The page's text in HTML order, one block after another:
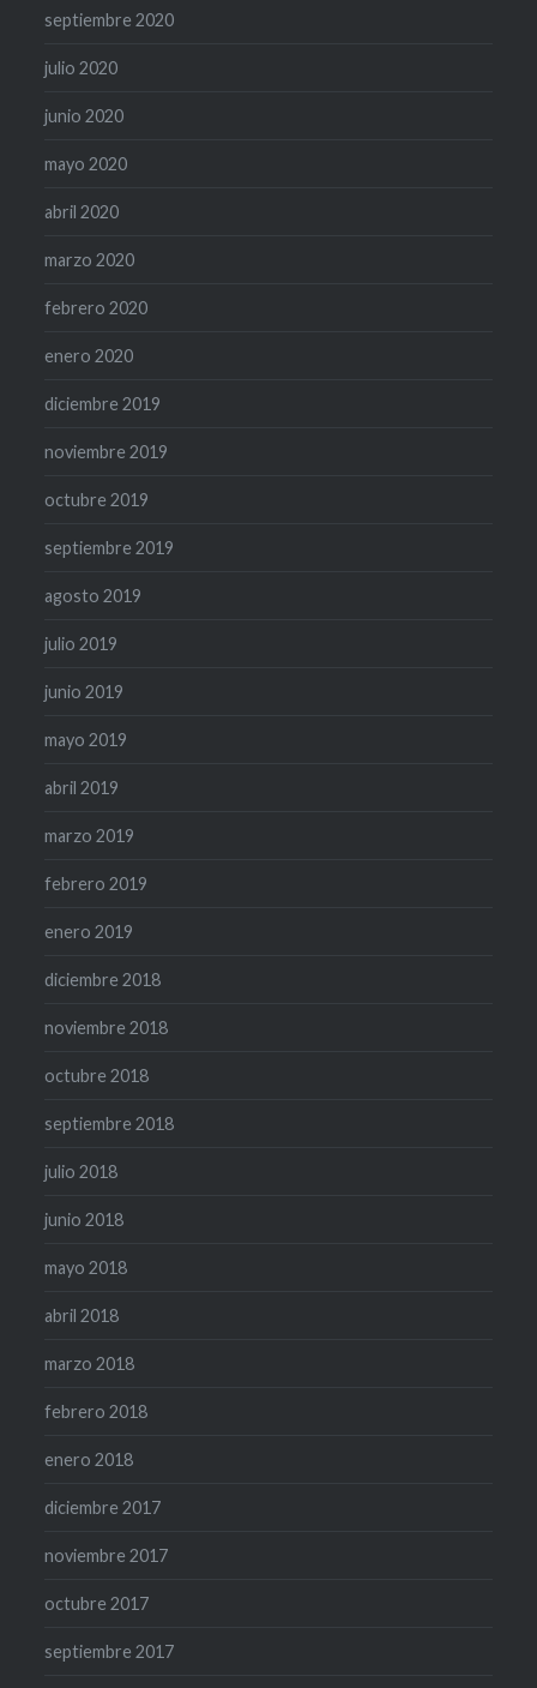
septiembre 2020
julio 2020
junio 2020
mayo 2020
abril 2020
marzo 2020
febrero 2020
enero 2020
diciembre 2019
noviembre 2019
octubre 2019
septiembre 2019
agosto 2019
julio 2019
junio 2019
mayo 2019
abril 2019
marzo 2019
febrero 2019
enero 2019
diciembre 2018
noviembre 2018
octubre 2018
septiembre 2018
julio 2018
junio 2018
mayo 2018
abril 2018
marzo 2018
febrero 2018
enero 2018
diciembre 2017
noviembre 2017
octubre 2017
septiembre 2017